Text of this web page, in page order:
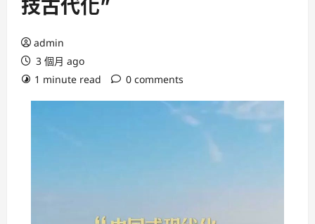
技古代化”
admin
3 個月 ago
1 minute read
0 comments